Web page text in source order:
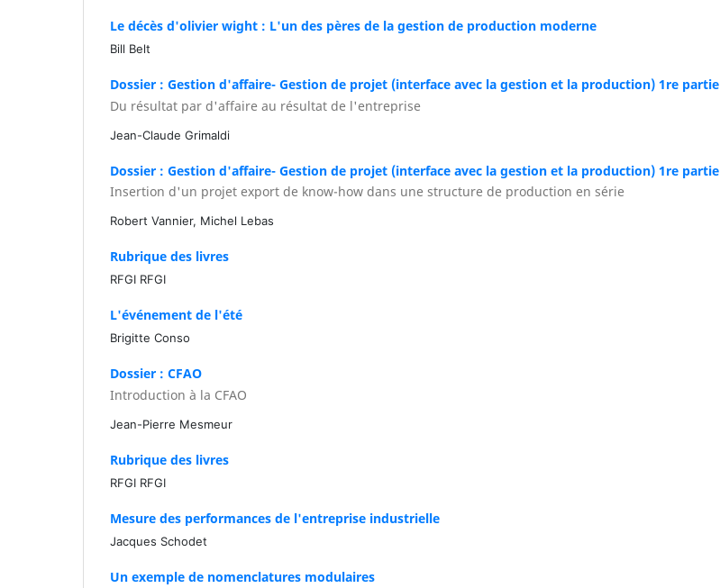
Le décès d'olivier wight : L'un des pères de la gestion de production moderne
Bill Belt
Dossier : Gestion d'affaire- Gestion de projet (interface avec la gestion et la production) 1re partie
Du résultat par d'affaire au résultat de l'entreprise
Jean-Claude Grimaldi
Dossier : Gestion d'affaire- Gestion de projet (interface avec la gestion et la production) 1re partie
Insertion d'un projet export de know-how dans une structure de production en série
Robert Vannier, Michel Lebas
Rubrique des livres
RFGI RFGI
L'événement de l'été
Brigitte Conso
Dossier : CFAO
Introduction à la CFAO
Jean-Pierre Mesmeur
Rubrique des livres
RFGI RFGI
Mesure des performances de l'entreprise industrielle
Jacques Schodet
Un exemple de nomenclatures modulaires